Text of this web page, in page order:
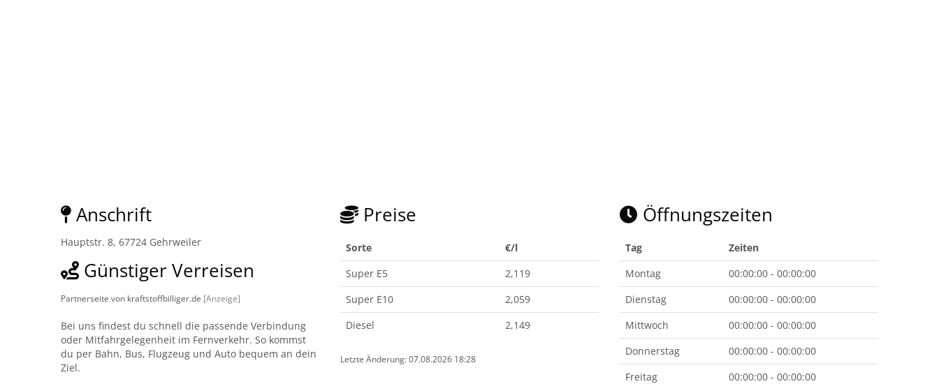
Anschrift
Hauptstr. 8, 67724 Gehrweiler
Günstiger Verreisen
Partnerseite von kraftstoffbilliger.de [Anzeige]
Bei uns findest du schnell die passende Verbindung
oder Mitfahrgelegenheit im Fernverkehr. So kommst
du per Bahn, Bus, Flugzeug und Auto bequem an dein
Ziel.
Preise
Sorte
€/l
Super E5
2,119
Super E10
2,059
Diesel
2,149
Letzte Änderung: 07.08.2026 18:28
Öffnungszeiten
Tag
Zeiten
Montag
00:00:00 - 00:00:00
Dienstag
00:00:00 - 00:00:00
Mittwoch
00:00:00 - 00:00:00
Donnerstag
00:00:00 - 00:00:00
Freitag
00:00:00 - 00:00:00